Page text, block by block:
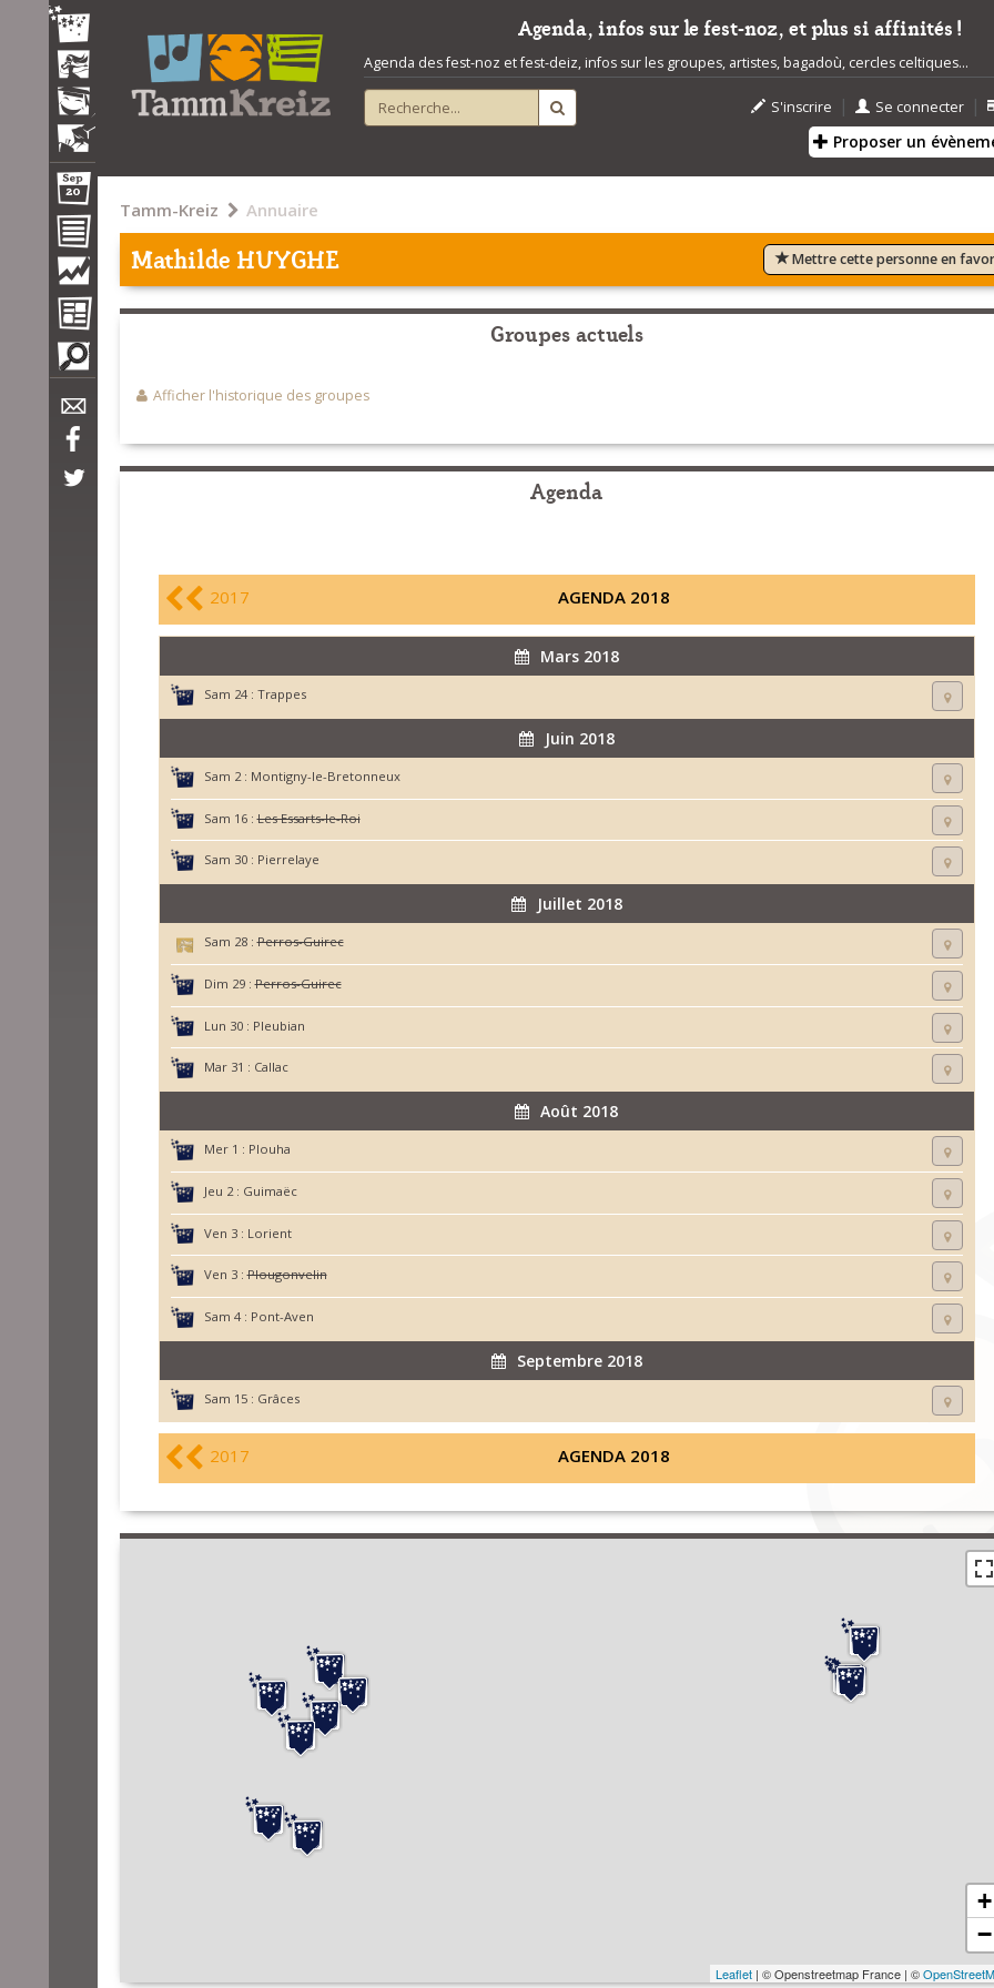
Agenda, infos sur le fest-noz, et plus si affinités !
Agenda des fest-noz et fest-deiz, infos sur les groupes, artistes, bagadoù, cercles celtiques...
S'inscrire | Se connecter |
Proposer un
Tamm-Kreiz Annuaire
Mathilde HUYGHE Mettre cette personne en
Groupes actuels
Afficher l'historique des groupes
Agenda
2017 AGENDA 2018
Mars 2018
Sam 24 : Trappes
Juin 2018
Sam 2 : Montigny-le-Bretonneux
Sam 16 : Les Essarts-le-Roi
Sam 30 : Pierrelaye
Juillet 2018
Sam 28 : Perros-Guirec
Dim 29 : Perros-Guirec
Lun 30 : Pleubian
Mar 31 : Callac
Août 2018
Mer 1 : Plouha
Jeu 2 : Guimaëc
Ven 3 : Lorient
Ven 3 : Plougonvelin
Sam 4 : Pont-Aven
Septembre 2018
Sam 15 : Grâces
2017 AGENDA 2018
+
−
Leaflet| © Openstreetmap France | ©